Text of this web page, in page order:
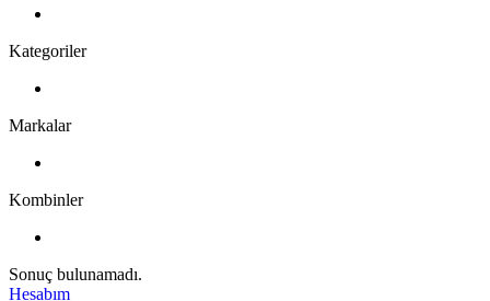
Kategoriler
Markalar
Kombinler
Sonuç bulunamadı.
Hesabım